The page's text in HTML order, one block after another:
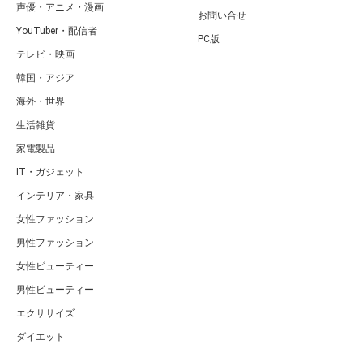
声優・アニメ・漫画
YouTuber・配信者
テレビ・映画
韓国・アジア
海外・世界
生活雑貨
家電製品
IT・ガジェット
インテリア・家具
女性ファッション
男性ファッション
女性ビューティー
男性ビューティー
エクササイズ
ダイエット
お問い合せ
PC版